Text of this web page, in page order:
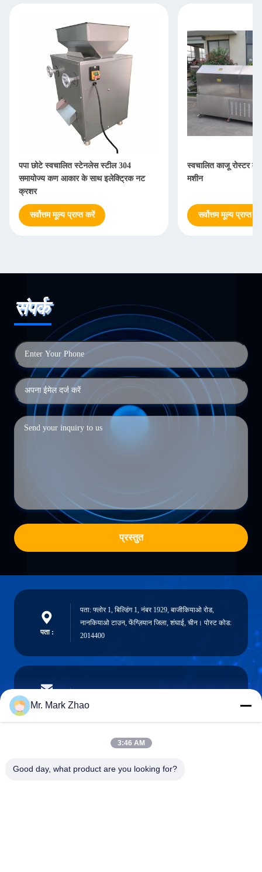
पपा छोटे स्वचालित स्टेनलेस स्टील 304
समायोज्य कण आकार के साथ इलेक्ट्रिक नट
क्रशर
सर्वोत्तम मूल्य प्राप्त करें
स्वचालित काजू रोस्टर
मशीन
सर्वोत्तम मूल्य प्राप्त
संपर्क
प्रस्तुत
पता :
पता: फ्लोर 1, बिल्डिंग 1, नंबर 1929, बाजीकियाओ रोड,
नानकियाओ टाउन, फेंग्ज़ियान जिला, शंघाई, चीन। पोस्ट कोड:
2014400
ईमेल
फ़ोन :
Mr. Mark Zhao
3:46 AM
Good day, what product are you looking for?